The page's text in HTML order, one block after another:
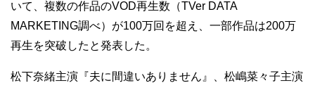
いて、複数の作品のVOD再生数（TVer DATA
MARKETING調べ）が100万回を超え、一部作品は200万
再生を突破したと発表した。
松下奈緒主演『夫に間違いありません』、松嶋菜々子主演